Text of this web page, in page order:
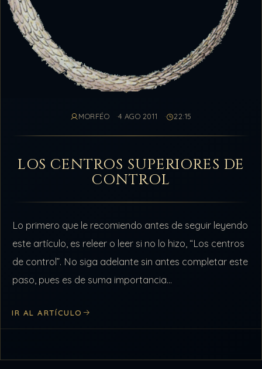
MORFÉO 4 AGO 2011 22:15
LOS CENTROS SUPERIORES DE
CONTROL
Lo primero que le recomiendo antes de seguir leyendo
este artículo, es releer o leer si no lo hizo, “Los centros
de control”. No siga adelante sin antes completar este
paso, pues es de suma importancia…
IR AL ARTÍCULO